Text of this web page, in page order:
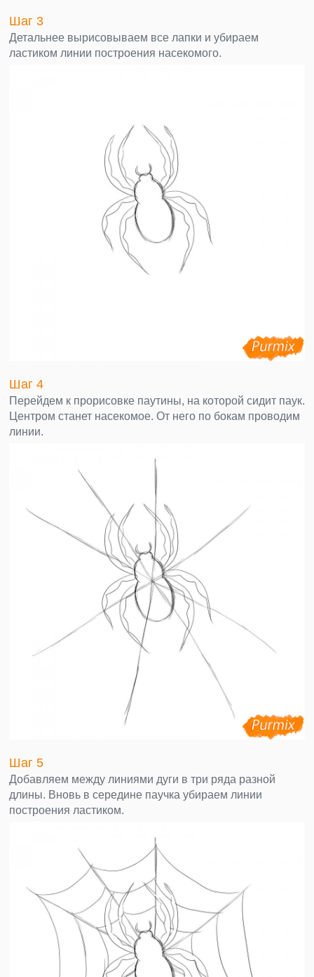
Шаг 3
Детальнее вырисовываем все лапки и убираем
ластиком линии построения насекомого.
Шаг 4
Перейдем к прорисовке паутины, на которой сидит паук.
Центром станет насекомое. От него по бокам проводим
линии.
Шаг 5
Добавляем между линиями дуги в три ряда разной
длины. Вновь в середине паучка убираем линии
построения ластиком.